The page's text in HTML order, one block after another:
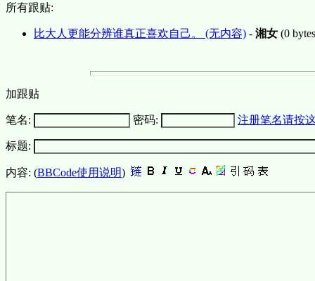
所有跟贴:
比大人更能分辨谁真正喜欢自己。 (无内容) - 湘女 (0
加跟贴
笔名: 密码: 注册笔名请按
标题:
内容: (BBCode使用说明)